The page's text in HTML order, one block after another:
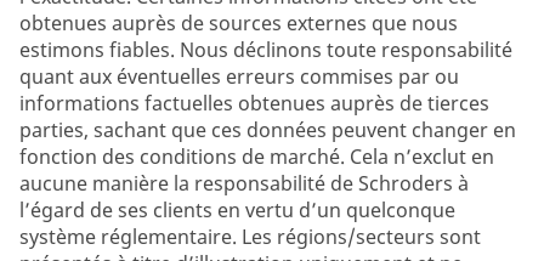
obtenues auprès de sources externes que nous
estimons fiables. Nous déclinons toute responsabilité
quant aux éventuelles erreurs commises par ou
informations factuelles obtenues auprès de tierces
parties, sachant que ces données peuvent changer en
fonction des conditions de marché. Cela n’exclut en
aucune manière la responsabilité de Schroders à
l’égard de ses clients en vertu d’un quelconque
système réglementaire. Les régions/secteurs sont